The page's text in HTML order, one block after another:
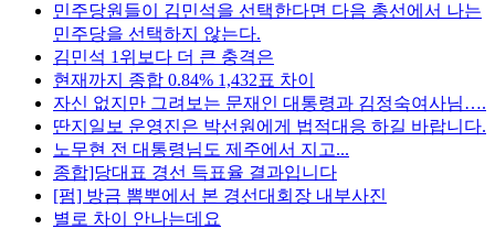
민주당원들이 김민석을 선택한다면 다음 총선에서 나는
민주당을 선택하지 않는다.
김민석 1위보다 더 큰 충격은
현재까지 종합 0.84% 1,432표 차이
자신 없지만 그려보는 문재인 대통령과 김정숙여사님….
딴지일보 운영진은 박선원에게 법적대응 하길 바랍니다.
노무현 전 대통령님도 제주에서 지고...
종합]당대표 경선 득표율 결과입니다
[펌] 방금 뽐뿌에서 본 경선대회장 내부사진
별로 차이 안나는데요